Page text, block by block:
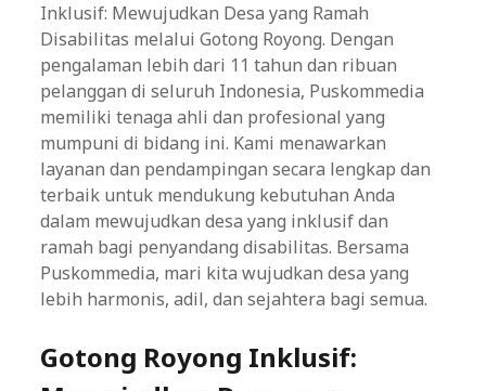
Inklusif: Mewujudkan Desa yang Ramah
Disabilitas melalui Gotong Royong. Dengan
pengalaman lebih dari 11 tahun dan ribuan
pelanggan di seluruh Indonesia, Puskommedia
memiliki tenaga ahli dan profesional yang
mumpuni di bidang ini. Kami menawarkan
layanan dan pendampingan secara lengkap dan
terbaik untuk mendukung kebutuhan Anda
dalam mewujudkan desa yang inklusif dan
ramah bagi penyandang disabilitas. Bersama
Puskommedia, mari kita wujudkan desa yang
lebih harmonis, adil, dan sejahtera bagi semua.
Gotong Royong Inklusif: